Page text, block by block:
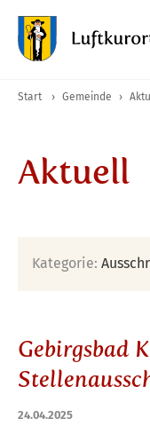
Start › Gemeinde ›
Aktuell
Kategorie:
Gebirgsbad
24.04.2025